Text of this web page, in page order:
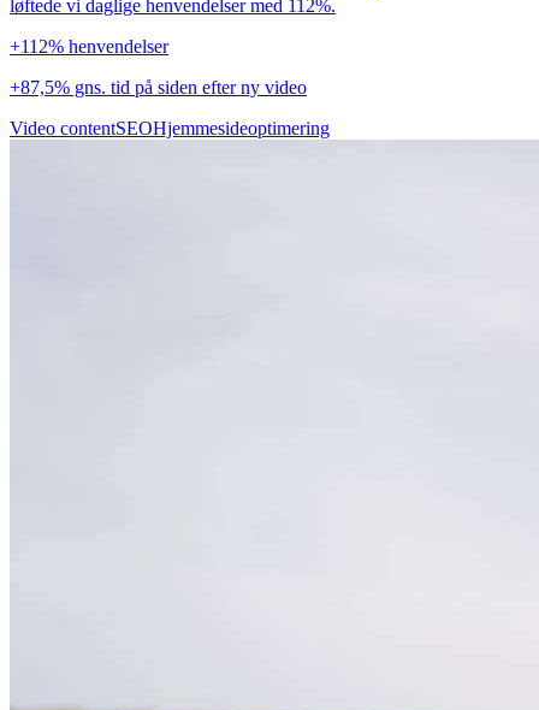
løftede vi daglige henvendelser med 112%.
+112% henvendelser
+87,5% gns. tid på siden efter ny video
Video contentSEOHjemmesideoptimering